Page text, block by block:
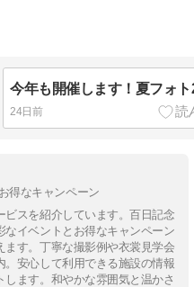
今年も開催します！夏フォト
24日前
得なキャンペーン
スを紹介しています。百日記念
イベントとお得なキャンペーン
す。丁寧な撮影例や衣裳見学会
。安心して利用できる施設の情報
ます。和やかな雰囲気と温かさ